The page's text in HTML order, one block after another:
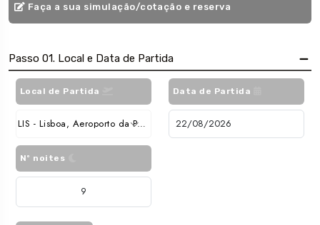
Faça a sua simulação/cotação e reserva
Passo 01. Local e Data de Partida
Local de Partida
LIS - Lisboa, Aeroporto da Portela
Data de Partida
Nº noites